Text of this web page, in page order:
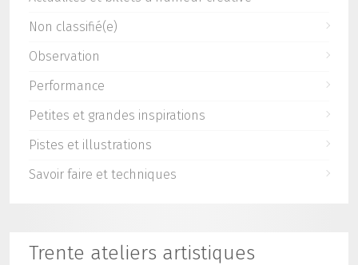
Non classifié(e)
Observation
Performance
Petites et grandes inspirations
Pistes et illustrations
Savoir faire et techniques
Trente ateliers artistiques